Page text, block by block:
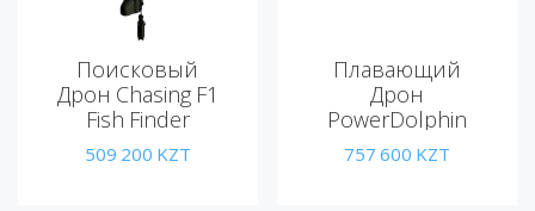
Поисковый
Дрон Chasing F1
Fish Finder
509 200 KZT
Плавающий
Дрон
PowerDolphin
Wizard
757 600 KZT